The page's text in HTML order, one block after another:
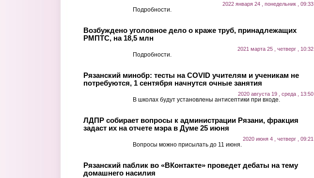
2022 января 24 , понедельник , 09:33
Подробности.
Возбуждено уголовное дело о краже труб, принадлежащих
РМПТС, на 18,5 млн
2021 марта 25 , четверг , 10:32
Подробности.
Рязанский минобр: тесты на COVID учителям и ученикам не
потребуются, 1 сентября начнутся очные занятия
2020 августа 19 , среда , 13:50
В школах будут установлены антисептики при входе.
ЛДПР собирает вопросы к администрации Рязани, фракция
задаст их на отчете мэра в Думе 25 июня
2020 июня 4 , четверг , 09:21
Вопросы можно присылать до 11 июня.
Рязанский паблик во «ВКонтакте» проведет дебаты на тему
домашнего насилия